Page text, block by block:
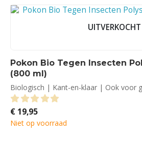
UITVERKOCHT
Pokon Bio Tegen Insecten
(800 ml)
Biologisch | Kant-en-klaar | Ook voor
0 out of 5
€ 19,95
Niet op voorraad